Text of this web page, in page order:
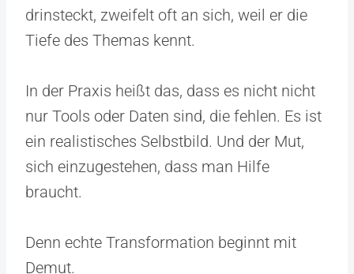
drinsteckt, zweifelt oft an sich, weil er die
Tiefe des Themas kennt.
In der Praxis heißt das, dass es nicht nicht
nur Tools oder Daten sind, die fehlen. Es ist
ein realistisches Selbstbild. Und der Mut,
sich einzugestehen, dass man Hilfe
braucht.
Denn echte Transformation beginnt mit
Demut.